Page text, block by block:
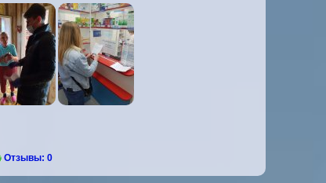
Отзывы: 0